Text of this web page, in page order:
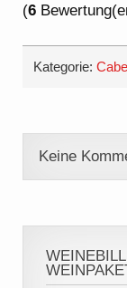
(6
Kategorie:
Keine